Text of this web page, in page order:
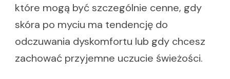
które mogą być szczególnie cenne, gdy
skóra po myciu ma tendencję do
odczuwania dyskomfortu lub gdy chcesz
zachować przyjemne uczucie świeżości.